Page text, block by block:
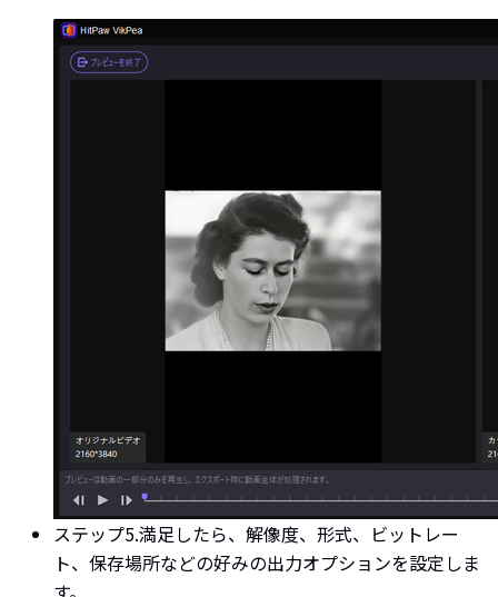
ステップ5.満足したら、解像度、形式、ビットレー
ト、保存場所などの好みの出力オプションを設定しま
す。